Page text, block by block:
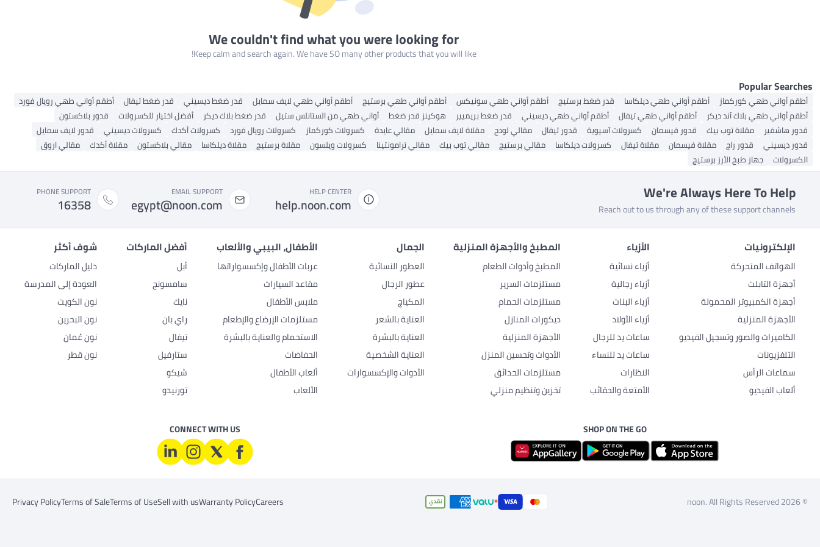
We couldn't find what you were looking for
Keep calm and search again. We have SO many other products that you will like!
Popular Searches
أطقم أواني طهي كوركماز أطقم أواني طهي ديلكاسا قدر ضغط برستيج أطقم أواني طهي سونيكس أطقم أواني طهي برستيج أطقم أواني طهي لايف سمايل قدر ضغط ديسيني قدر ضغط تيفال
أطقم أواني طهي رويال فورد
أطقم أواني طهي بلاك آند ديكر
أطقم أواني طهي تيفال أطقم أواني طهي ديسيني قدر ضغط بريميير هوكينز قدر ضغط أواني طهي من الستانلس ستيل قدر ضغط بلاك ديكر أفضل اختيار للكسرولات
قدور بلاكستون
قدور هاشفير
مقلاة توب بيك قدور فيسمان كسرولات آسيوية قدور تيفال مقالي لودج مقلاة لايف سمايل مقالي عايدة كسرولات كوركماز كسرولات رويال فورد كسرولات أكدك كسرولات ديسيني
قدور لايف سمايل
قدور ديسيني
قدور راج مقلاة فيسمان مقلاة تيفال كسرولات ديلكاسا مقالي برستيج مقالي توب بيك مقالي ترامونتينا كسرولات ويلسون مقلاة برستيج مقلاة ديلكاسا مقالي بلاكستون مقلاة أكدك
مقالي اروق
الكسرولات
جهاز طبخ الأرز برستيج
We're Always Here To Help
Reach out to us through any of these support channels
HELP CENTER
help.noon.com
EMAIL SUPPORT
egypt@noon.com
PHONE SUPPORT
16358
الإلكترونيات
الهواتف المتحركة
أجهزة التابلت
أجهزة الكمبيوتر المحمولة
الأجهزة المنزلية
الكاميرات والصور وتسجيل الفيديو
التلفزيونات
سماعات الرأس
ألعاب الفيديو
الأزياء
أزياء نسائية
أزياء رجالية
أزياء البنات
أزياء الأولاد
ساعات يد للرجال
ساعات يد للنساء
النظارات
الأمتعة والحقائب
المطبخ والأجهزة المنزلية
المطبخ وأدوات الطعام
مستلزمات السرير
مستلزمات الحمام
ديكورات المنازل
الأجهزة المنزلية
الأدوات وتحسين المنزل
مستلزمات الحدائق
تخزين وتنظيم منزلي
الجمال
العطور النسائية
عطور الرجال
المكياج
العناية بالشعر
العناية بالبشرة
العناية الشخصية
الأدوات والإكسسوارات
الأطفال، البيبي والألعاب
عربات الأطفال وإكسسواراتها
مقاعد السيارات
ملابس الأطفال
مستلزمات الإرضاع والإطعام
الاستحمام والعناية بالبشرة
الحفاضات
ألعاب الأطفال
الألعاب
أفضل الماركات
أبل
سامسونج
نايك
راي بان
تيفال
ستارفيل
شيكو
تورنيدو
شوف أكثر
دليل الماركات
العودة إلى المدرسة
نون الكويت
نون البحرين
نون عُمان
نون قطر
SHOP ON THE GO
CONNECT WITH US
© 2026 noon. All Rights Reserved
Careers
Warranty Policy
Sell with us
Terms of Use
Terms of Sale
Privacy Policy